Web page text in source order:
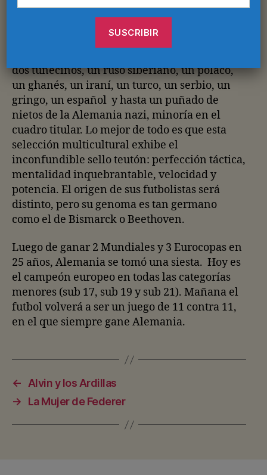
inmigrantes criados en su país.
El equipo que goleó 4-0 en la final a
dos tunecinos, un ruso siberiano, un polaco,
un ghanés, un iraní, un turco, un serbio, un
gringo, un español y hasta un puñado de
nietos de la Alemania nazi, minoría en el
cuadro titular. Lo mejor de todo es que esta
selección multicultural exhibe el
inconfundible sello teutón: perfección táctica,
mentalidad inquebrantable, velocidad y
potencia. El origen de sus futbolistas será
distinto, pero su genoma es tan germano
como el de Bismarck o Beethoven.
Luego de ganar 2 Mundiales y 3 Eurocopas en
25 años, Alemania se tomó una siesta. Hoy es
el campeón europeo en todas las categorías
menores (sub 17, sub 19 y sub 21). Mañana el
futbol volverá a ser un juego de 11 contra 11,
en el que siempre gane Alemania.
←
Alvin y los Ardillas
→
La Mujer de Federer